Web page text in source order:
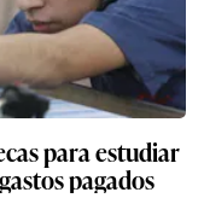
para estudiar
pagados